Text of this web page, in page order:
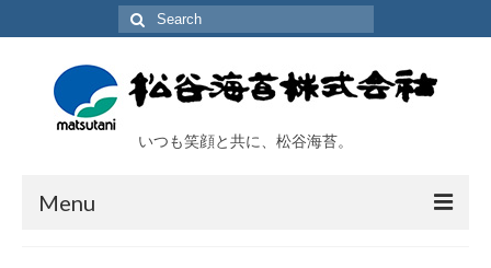
Search
for:
いつも笑顔と共に、松谷海苔。
Menu